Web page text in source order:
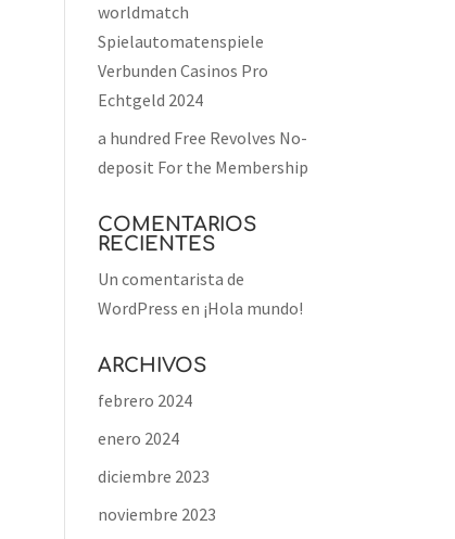
worldmatch
Spielautomatenspiele
Verbunden Casinos Pro
Echtgeld 2024
a hundred Free Revolves No-
deposit For the Membership
COMENTARIOS
RECIENTES
Un comentarista de
WordPress en ¡Hola mundo!
ARCHIVOS
febrero 2024
enero 2024
diciembre 2023
noviembre 2023